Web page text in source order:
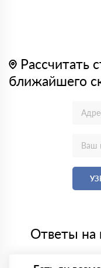
Рассчитать
ближайшего
Ответы на